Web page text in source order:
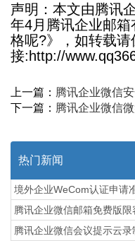
声明：本文由腾讯
年4月腾讯企业邮
格呢?》，如转载请
接:http://
上一篇： 腾讯企业微信
下一篇： 腾讯企业微信
热门新闻
境外企业WeCom认证申请
腾讯企业微信邮箱免费版
腾讯企业微信会议提示云